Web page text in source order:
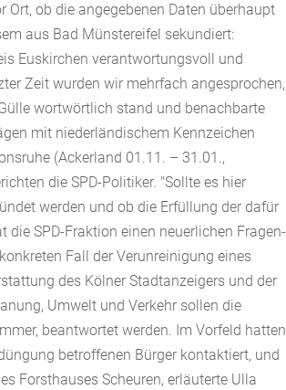
ob die angegebenen Daten überhaupt
aus Bad Münstereifel sekundiert:
Euskirchen verantwortungsvoll und
Zeit wurden wir mehrfach angesprochen,
wortwörtlich stand und benachbarte
mit niederländischem Kennzeichen
(Ackerland 01.11. – 31.01.,
die SPD-Politiker. "Sollte es hier
werden und ob die Erfüllung der dafür
SPD-Fraktion einen neuerlichen Fragen-
Fall der Verunreinigung eines
des Kölner Stadtanzeigers und der
Umwelt und Verkehr sollen die
beantwortet werden. Im Vorfeld hatten
betroffenen Bürger kontaktiert, und
Forsthauses Scheuren, erläuterte Ulla